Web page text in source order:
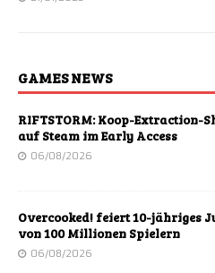
GAMES NEWS
RIFTSTORM: Koop-Extraction-
auf Steam im Early Access
06/08/2026
Overcooked! feiert 10-jähriges
von 100 Millionen Spielern
06/08/2026